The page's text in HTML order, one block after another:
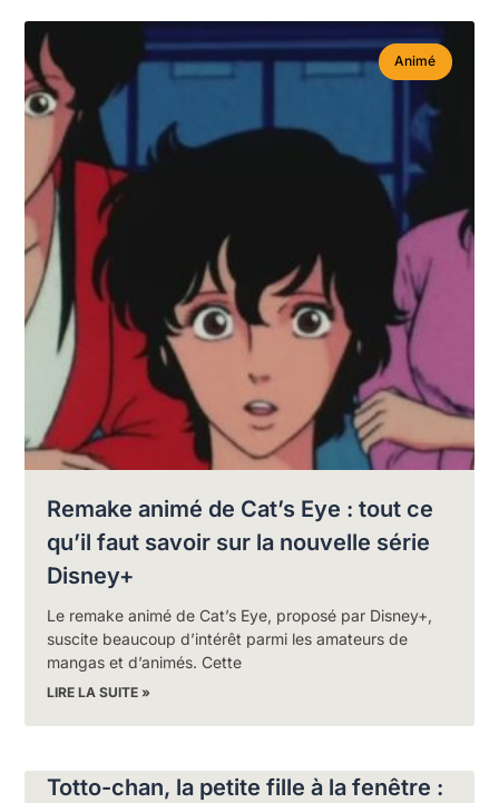
Animé
Remake animé de Cat’s Eye : tout ce
qu’il faut savoir sur la nouvelle série
Disney+
Le remake animé de Cat’s Eye, proposé par Disney+,
suscite beaucoup d’intérêt parmi les amateurs de
mangas et d’animés. Cette
LIRE LA SUITE »
Totto-chan, la petite fille à la fenêtre :